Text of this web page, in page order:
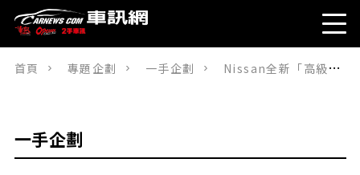
首頁 專題企劃 一手企劃 Nissan全新「高級四輪驅動SUV」公開！睽違12年復活，搭載超有存在感的霸氣車頭與現代化豪華內裝！也預計導入「hands-off行駛」等先進配備！甚至在正式上市前就搶先展示「新型Murano」實車！
一手企劃